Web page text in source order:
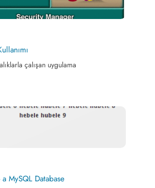
çalışan uygulama
MySQL Database